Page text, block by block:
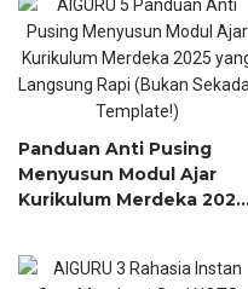
Hitungan Detik
Panduan Anti Pusing
Menyusun Modul Ajar
Kurikulum Merdeka 2025
(Bukan Sekadar
Template!)